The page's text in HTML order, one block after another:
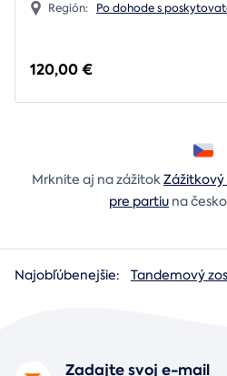
Región: Po dohode s
120,00 €
Mrknite aj na zážitok
pre partiu na
Najobľúbenejšie: Tandemový
Zadajte svoj e-mail